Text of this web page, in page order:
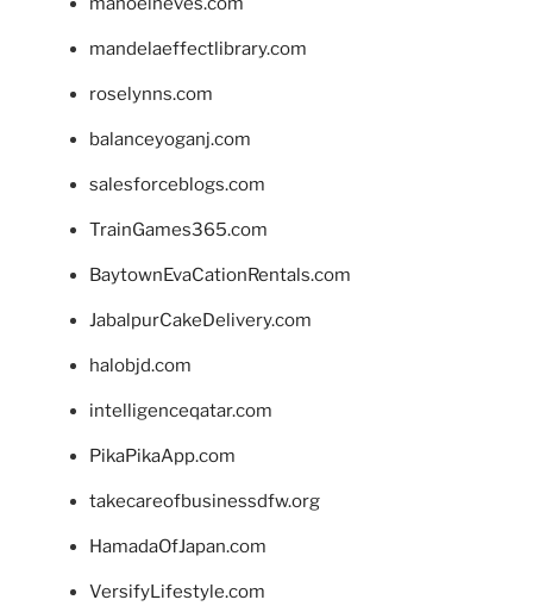
mandelaeffectlibrary.com
roselynns.com
balanceyoganj.com
salesforceblogs.com
TrainGames365.com
BaytownEvaCationRentals.com
JabalpurCakeDelivery.com
halobjd.com
intelligenceqatar.com
PikaPikaApp.com
takecareofbusinessdfw.org
HamadaOfJapan.com
VersifyLifestyle.com